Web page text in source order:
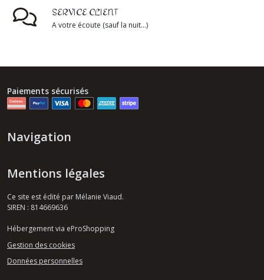
SERVICE CLIENT
A votre écoute (sauf la nuit...)
Paiements sécurisés
Navigation
Mentions légales
Ce site est édité par Mélanie Viaud.
SIREN : 814669636
Hébergement via eProShopping
Gestion des cookies
Données personnelles